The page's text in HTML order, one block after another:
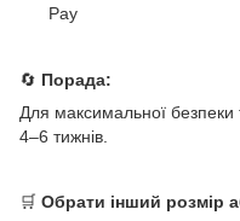
Pay
🔄 Порада:
Для максимальної безпеки
4–6 тижнів.
🛒 Обрати інший розмір